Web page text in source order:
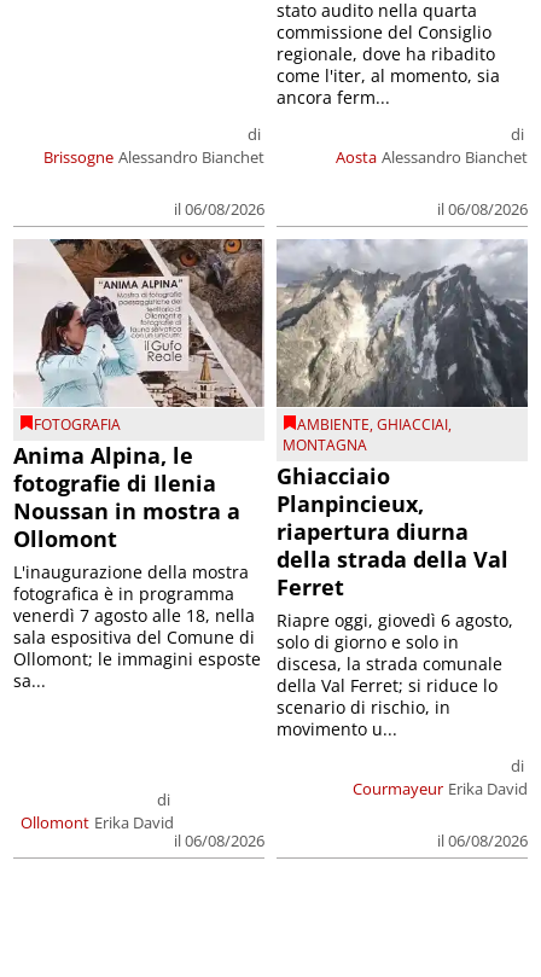
Brissogne
di
Alessandro Bianchet
il 06/08/2026
Aosta
di
Alessandro Bianchet
il 06/08/2026
stato audito nella quarta
commissione del Consiglio
regionale, dove ha ribadito
come l'iter, al momento, sia
ancora ferm...
FOTOGRAFIA
Anima Alpina, le
fotografie di Ilenia
Noussan in mostra a
Ollomont
Ollomont
di
Erika David
il 06/08/2026
L'inaugurazione della mostra
fotografica è in programma
venerdì 7 agosto alle 18, nella
sala espositiva del Comune di
Ollomont; le immagini esposte
sa...
AMBIENTE,GHIACCIAI,
MONTAGNA
Ghiacciaio
Planpincieux,
riapertura diurna
della strada della Val
Ferret
Courmayeur
di
Erika David
il 06/08/2026
Riapre oggi, giovedì 6 agosto,
solo di giorno e solo in
discesa, la strada comunale
della Val Ferret; si riduce lo
scenario di rischio, in
movimento u...